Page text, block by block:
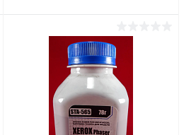
В корзину
Купить в 1 клик Сравнение
В избранное В наличии